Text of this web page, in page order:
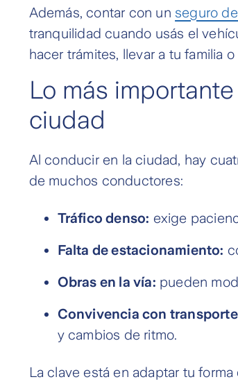
Además, contar con un seguro
tranquilidad cuando usás el
hacer trámites, llevar a tu familia
Lo más
ciudad
Al conducir en la ciudad, hay
de muchos conductores:
Tráfico denso: exige
Falta de estacionamiento:
Obras en la vía: pueden
Convivencia con
y cambios de ritmo.
La clave está en adaptar tu